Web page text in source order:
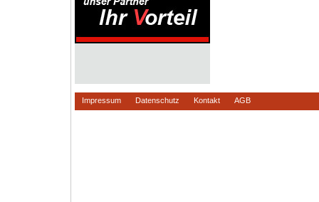
Impressum Datenschutz Kontakt AGB